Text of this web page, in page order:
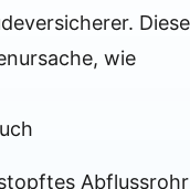
wie
Abflussrohr